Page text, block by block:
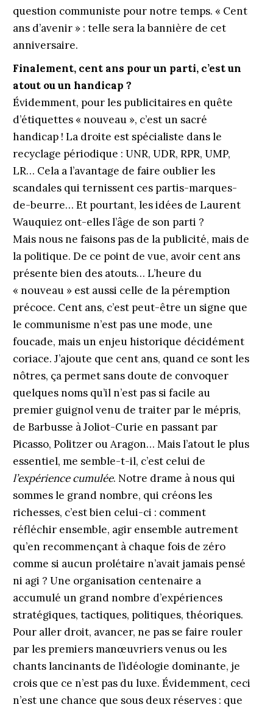
question communiste pour notre temps. « Cent
ans d’avenir » : telle sera la bannière de cet
anniversaire.
Finalement, cent ans pour un parti, c’est un
atout ou un handicap ?
Évidemment, pour les publicitaires en quête
d’étiquettes « nouveau », c’est un sacré
handicap ! La droite est spécialiste dans le
recyclage périodique : UNR, UDR, RPR, UMP,
LR… Cela a l’avantage de faire oublier les
scandales qui ternissent ces partis-marques-
de-beurre… Et pourtant, les idées de Laurent
Wauquiez ont-elles l’âge de son parti ?
Mais nous ne faisons pas de la publicité, mais de
la politique. De ce point de vue, avoir cent ans
présente bien des atouts… L’heure du
« nouveau » est aussi celle de la péremption
précoce. Cent ans, c’est peut-être un signe que
le communisme n’est pas une mode, une
foucade, mais un enjeu historique décidément
coriace. J’ajoute que cent ans, quand ce sont les
nôtres, ça permet sans doute de convoquer
quelques noms qu’il n’est pas si facile au
premier guignol venu de traiter par le mépris,
de Barbusse à Joliot-Curie en passant par
Picasso, Politzer ou Aragon… Mais l’atout le plus
essentiel, me semble-t-il, c’est celui de
l’expérience cumulée. Notre drame à nous qui
sommes le grand nombre, qui créons les
richesses, c’est bien celui-ci : comment
réfléchir ensemble, agir ensemble autrement
qu’en recommençant à chaque fois de zéro
comme si aucun prolétaire n’avait jamais pensé
ni agi ? Une organisation centenaire a
accumulé un grand nombre d’expériences
stratégiques, tactiques, politiques, théoriques.
Pour aller droit, avancer, ne pas se faire rouler
par les premiers manœuvriers venus ou les
chants lancinants de l’idéologie dominante, je
crois que ce n’est pas du luxe. Évidemment, ceci
n’est une chance que sous deux réserves : que